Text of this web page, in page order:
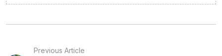
Previous Article